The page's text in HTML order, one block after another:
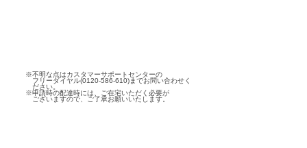
※不明な点はカスタマーサポートセンターの
フリーダイヤル(0120-586-610)までお問い合わせく
ださい。
※申請時の配達時には、ご在宅いただく必要が
ございますので、ご了承お願いいたします。